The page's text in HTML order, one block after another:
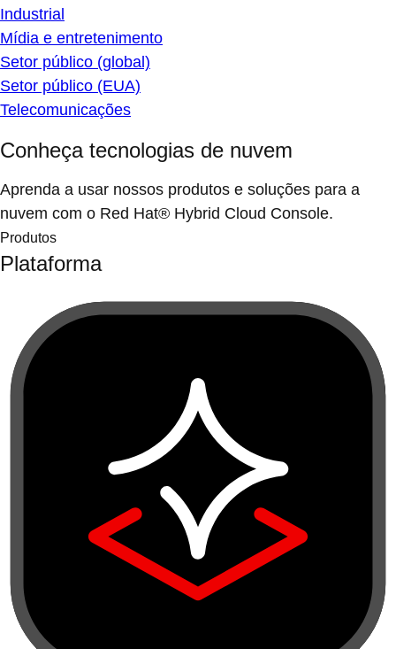
Industrial
Mídia e entretenimento
Setor público (global)
Setor público (EUA)
Telecomunicações
Conheça tecnologias de nuvem
Aprenda a usar nossos produtos e soluções para a
nuvem com o Red Hat® Hybrid Cloud Console.
Produtos
Plataforma